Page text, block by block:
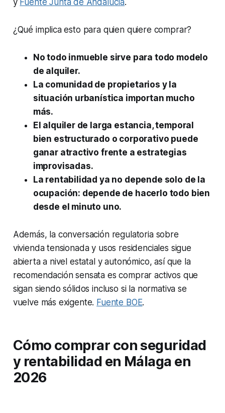
y Fuente Junta de Andalucía.
¿Qué implica esto para quien quiere comprar?
No todo inmueble sirve para todo modelo
de alquiler.
La comunidad de propietarios y la
situación urbanística importan mucho
más.
El alquiler de larga estancia, temporal
bien estructurado o corporativo puede
ganar atractivo frente a estrategias
improvisadas.
La rentabilidad ya no depende solo de la
ocupación: depende de hacerlo todo bien
desde el minuto uno.
Además, la conversación regulatoria sobre
vivienda tensionada y usos residenciales sigue
abierta a nivel estatal y autonómico, así que la
recomendación sensata es comprar activos que
sigan siendo sólidos incluso si la normativa se
vuelve más exigente. Fuente BOE.
Cómo comprar con seguridad
y rentabilidad en Málaga en
2026